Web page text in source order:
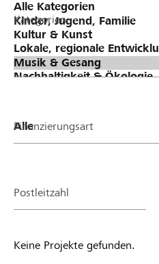
Kategorien
Finanzierungsart
Postleitzahl
Keine Projekte gefunden.